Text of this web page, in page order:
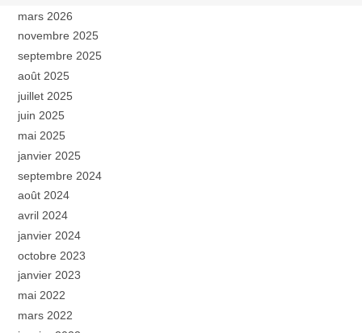
mars 2026
novembre 2025
septembre 2025
août 2025
juillet 2025
juin 2025
mai 2025
janvier 2025
septembre 2024
août 2024
avril 2024
janvier 2024
octobre 2023
janvier 2023
mai 2022
mars 2022